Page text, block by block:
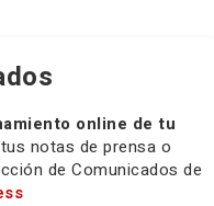
online de tu
notas de prensa o
de Comunicados de